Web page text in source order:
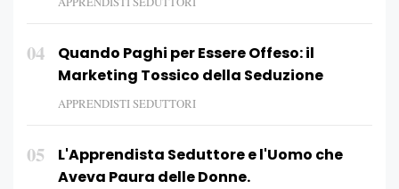
04
Quando Paghi per Essere Offeso: il
Marketing Tossico della Seduzione
APPRENDISTI SEDUTTORI
05
L'Apprendista Seduttore e l'Uomo che
Aveva Paura delle Donne.